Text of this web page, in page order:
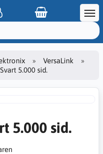
VersaLink
5.000 sid.
5.000 sid.